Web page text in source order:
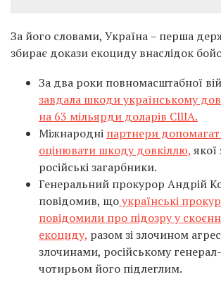
За його словами, Україна – перша
збирає докази екоциду внаслідок
За два роки повномасштабної
завдала шкоди українському
на 63 мільярди доларів США.
Міжнародні партнери
оцінювати шкоду довкіллю,
російські загарбники.
Генеральний прокурор Андрій
повідомив, щоукраїнські
повідомили про підозру у
екоциду, разом зі злочином
злочинами, російському
чотирьом його підлеглим.